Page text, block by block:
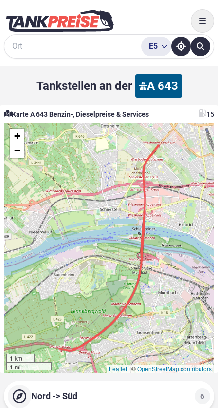
Suche
E5
Tankstellen an der A 643
Karte A 643 Benzin-, Dieselpreise & Services 15
+
−
1 km
1 mi
Leaflet |©OpenStreetMap contributors
Nord -> Süd 6